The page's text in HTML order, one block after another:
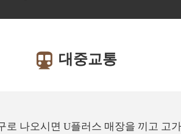
대중교통
로 나오시면 U플러스 매장을 끼고 고